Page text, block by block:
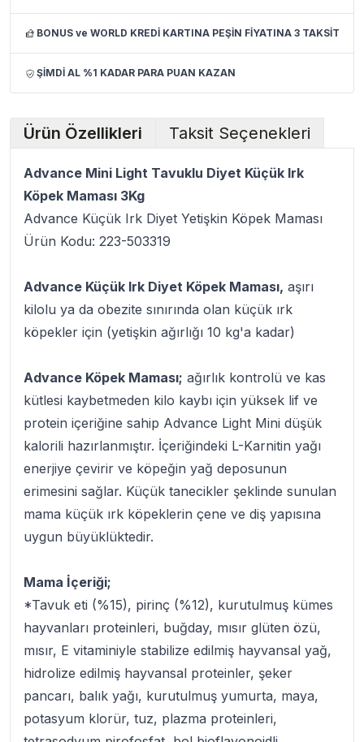
BONUS ve WORLD KREDİ KARTINA PEŞİN FİYATINA 3 TAKSİT
ŞİMDİ AL %1 KADAR PARA PUAN KAZAN
Ürün Özellikleri Taksit Seçenekleri
Advance Mini Light Tavuklu Diyet Küçük Irk
Köpek Maması 3Kg
Advance Küçük Irk Diyet Yetişkin Köpek Maması
Ürün Kodu: 223-503319
Advance Küçük Irk Diyet Köpek Maması, aşırı
kilolu ya da obezite sınırında olan küçük ırk
köpekler için (yetişkin ağırlığı 10 kg'a kadar)
Advance Köpek Maması; ağırlık kontrolü ve kas
kütlesi kaybetmeden kilo kaybı için yüksek lif ve
protein içeriğine sahip Advance Light Mini düşük
kalorili hazırlanmıştır. İçeriğindeki L-Karnitin yağı
enerjiye çevirir ve köpeğin yağ deposunun
erimesini sağlar. Küçük tanecikler şeklinde sunulan
mama küçük ırk köpeklerin çene ve diş yapısına
uygun büyüklüktedir.
Mama İçeriği;
*Tavuk eti (%15), pirinç (%12), kurutulmuş kümes
hayvanları proteinleri, buğday, mısır glüten özü,
mısır, E vitaminiyle stabilize edilmiş hayvansal yağ,
hidrolize edilmiş hayvansal proteinler, şeker
pancarı, balık yağı, kurutulmuş yumurta, maya,
potasyum klorür, tuz, plazma proteinleri,